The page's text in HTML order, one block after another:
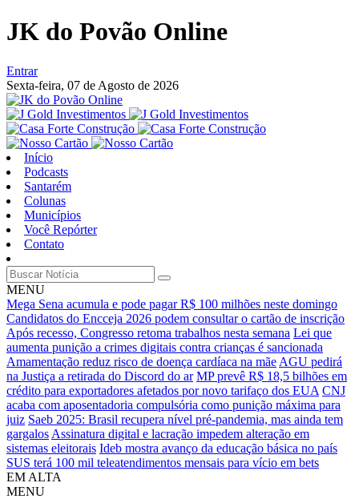
JK do Povão Online
Entrar
Sexta-feira, 07 de Agosto de 2026
Início
Podcasts
Santarém
Colunas
Municípios
Você Repórter
Contato
MENU
Mega Sena acumula e pode pagar R$ 100 milhões neste domingo
Candidatos do Encceja 2026 podem consultar o cartão de inscrição
Após recesso, Congresso retoma trabalhos nesta semana Lei que
aumenta punição a crimes digitais contra crianças é sancionada
Amamentação reduz risco de doença cardíaca na mãe AGU pedirá
na Justiça a retirada do Discord do ar MP prevê R$ 18,5 bilhões em
crédito para exportadores afetados por novo tarifaço dos EUA CNJ
acaba com aposentadoria compulsória como punição máxima para
juiz Saeb 2025: Brasil recupera nível pré-pandemia, mas ainda tem
gargalos Assinatura digital e lacração impedem alteração em
sistemas eleitorais Ideb mostra avanço da educação básica no país
SUS terá 100 mil teleatendimentos mensais para vício em bets
EM ALTA
MENU